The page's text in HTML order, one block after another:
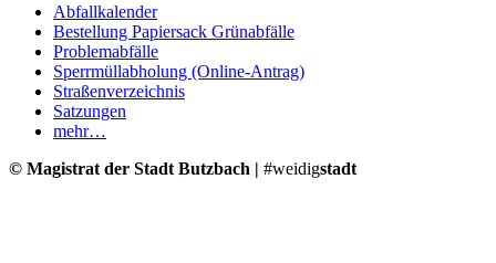
Abfallkalender
Bestellung Papiersack Grünabfälle
Problemabfälle
Sperrmüllabholung (Online-Antrag)
Straßenverzeichnis
Satzungen
mehr…
© Magistrat der Stadt Butzbach | #weidigstadt